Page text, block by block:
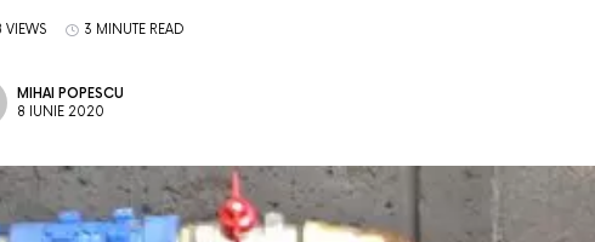
VIEWS 3 MINUTE READ
MIHAI POPESCU
8 IUNIE 2020